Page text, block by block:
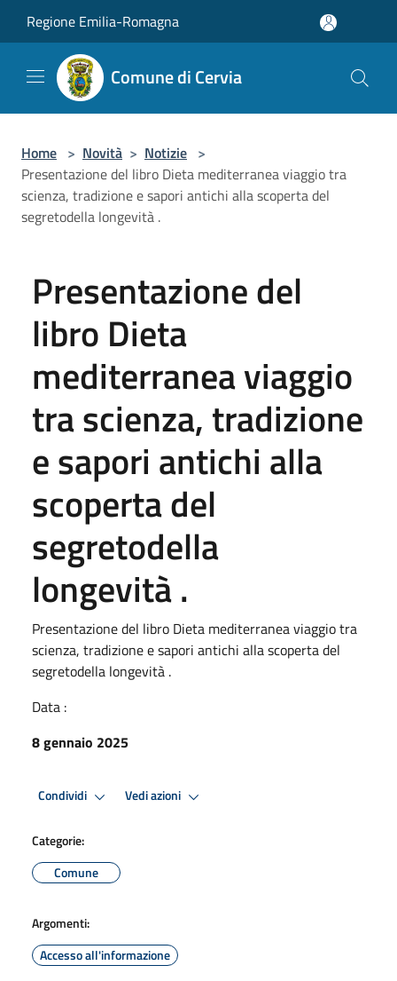
Regione Emilia-Romagna
Comune di Cervia
Home > Novità > Notizie >
Presentazione del libro Dieta mediterranea viaggio tra
scienza, tradizione e sapori antichi alla scoperta del
segretodella longevità .
Presentazione del
libro Dieta
mediterranea viaggio
tra scienza, tradizione
e sapori antichi alla
scoperta del
segretodella
longevità .
Presentazione del libro Dieta mediterranea viaggio tra
scienza, tradizione e sapori antichi alla scoperta del
segretodella longevità .
Data :
8 gennaio 2025
Condividi Vedi azioni
Categorie:
Comune
Argomenti:
Accesso all'informazione